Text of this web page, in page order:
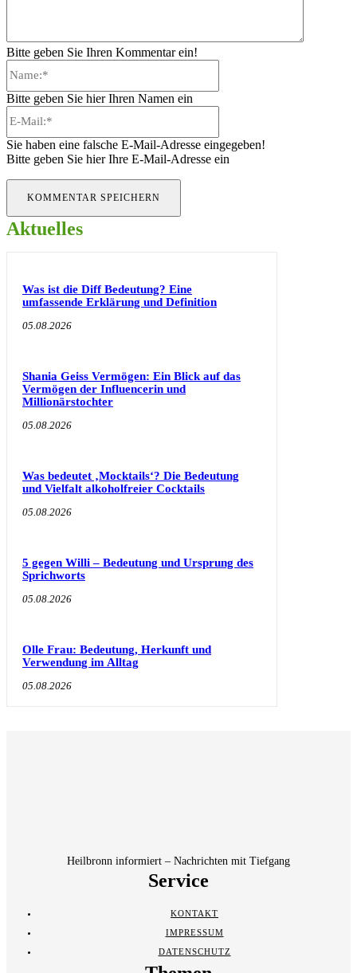
Bitte geben Sie Ihren Kommentar ein!
Bitte geben Sie hier Ihren Namen ein
Sie haben eine falsche E-Mail-Adresse eingegeben!
Bitte geben Sie hier Ihre E-Mail-Adresse ein
Aktuelles
Was ist die Diff Bedeutung? Eine
umfassende Erklärung und Definition
05.08.2026
Shania Geiss Vermögen: Ein Blick auf das
Vermögen der Influencerin und
Millionärstochter
05.08.2026
Was bedeutet ‚Mocktails‘? Die Bedeutung
und Vielfalt alkoholfreier Cocktails
05.08.2026
5 gegen Willi – Bedeutung und Ursprung des
Sprichworts
05.08.2026
Olle Frau: Bedeutung, Herkunft und
Verwendung im Alltag
05.08.2026
Heilbronn informiert – Nachrichten mit Tiefgang
Service
KONTAKT
IMPRESSUM
DATENSCHUTZ